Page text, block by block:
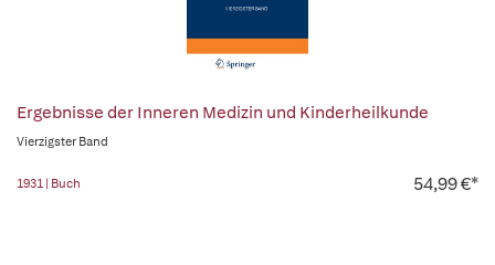
Ergebnisse der Inneren Medizin und Kinderheilkunde
Vierzigster Band
1931 | Buch 54,99 €*